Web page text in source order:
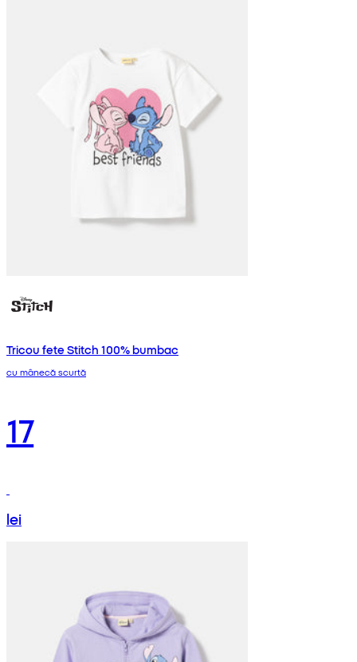
Tricou fete Stitch 100% bumbac
cu mânecă scurtă
17
lei